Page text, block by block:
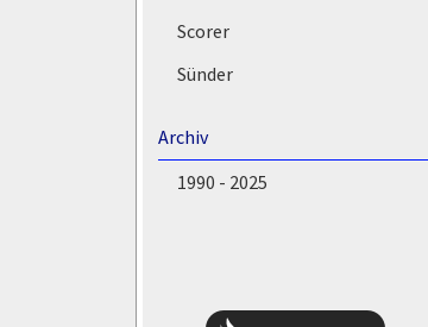
Scorer
Sünder
Archiv
1990 - 2025